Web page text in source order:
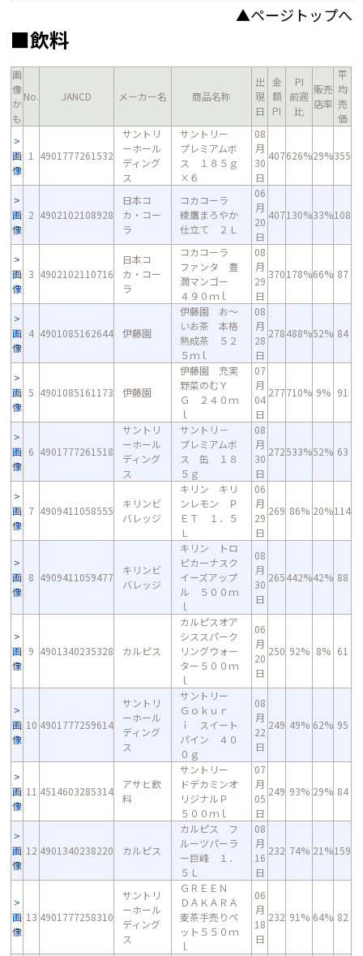
▲ページトップへ
■飲料
画
像
か
も
No. JANCD メーカー名 商品名称
出
現
日
金
額
PI
PI
前週
比
販売
店率
平
均
売
価
画
像
1 4901777261532
サントリ
ーホール
ディング
ス
サントリー
プレミアムボ
ス １８５ｇ
×６
08
月
30
日
407626%29%355
画
像
2 4902102108928
日本コ
カ・コー
ラ
コカコーラ
綾鷹まろやか
仕立て ２Ｌ
06
月
20
日
407130%33%108
画
像
3 4902102110716
日本コ
カ・コー
ラ
コカコーラ
ファンタ 豊
潤マンゴー
４９０ｍｌ
08
月
29
日
370178%66% 87
画
像
4 4901085162644 伊藤園
伊藤園 お～
いお茶 本格
熟成茶 ５２
５ｍｌ
08
月
28
日
278488%52% 84
画
像
5 4901085161173 伊藤園
伊藤園 充実
野菜のむＹ
Ｇ ２４０ｍ
ｌ
07
月
04
日
277710% 9% 91
画
像
6 4901777261518
サントリ
ーホール
ディング
ス
サントリ－
プレミアムボ
ス 缶 １８
５ｇ
08
月
30
日
272533%52% 63
画
像
7 4909411058555
キリンビ
バレッジ
キリン キリ
ンレモン Ｐ
ＥＴ １．５
Ｌ
06
月
29
日
269 86% 20%114
画
像
8 4909411059477
キリンビ
バレッジ
キリン トロ
ピカーナスク
イーズアップ
ル ５００ｍ
ｌ
08
月
30
日
265442%42% 88
画
像
9 4901340235328 カルピス
カルピスオア
シススパーク
リングウォー
ター５００ｍ
ｌ
06
月
20
日
250 92% 8% 61
画
像
10 4901777259614
サントリ
ーホール
ディング
ス
サントリー
Ｇｏｋｕｒ
ｉ スイート
パイン ４０
０ｇ
08
月
22
日
249 49% 62% 95
画
像
11 4514603285314
アサヒ飲
料
サントリー
ドデカミンオ
リジナルＰ
５００ｍｌ
07
月
05
日
249 93% 29% 84
画
像
12 4901340238220 カルピス
カルピス フ
ルーツパーラ
ー巨峰 １．
５Ｌ
08
月
16
日
232 74% 21%159
画
像
13 4901777258310
サントリ
ーホール
ディング
ス
ＧＲＥＥＮ
ＤＡＫＡＲＡ
麦茶手売りペ
ット５５０ｍ
ｌ
06
月
18
日
232 91% 64% 82